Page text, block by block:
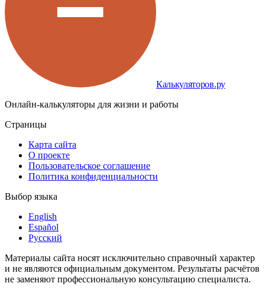
Калькуляторов.ру
Онлайн-калькуляторы для жизни и работы
Страницы
Карта сайта
О проекте
Пользовательское соглашение
Политика конфиденциальности
Выбор языка
English
Español
Русский
Материалы сайта носят исключительно справочный характер
и не являются официальным документом. Результаты расчётов
не заменяют профессиональную консультацию специалиста.